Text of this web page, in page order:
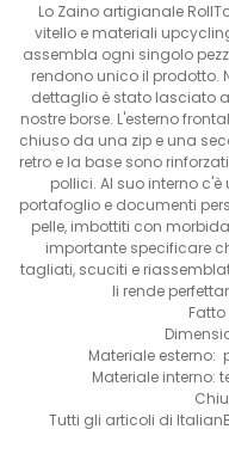
Lo Zaino artigianale
vitello e materiali
assembla ogni singolo
rendono unico il prodotto.
dettaglio è stato lasciato
nostre borse. L'esterno
chiuso da una zip e una
retro e la base sono
pollici. Al suo interno c'è
portafoglio e documenti
pelle, imbottiti con
importante specificare
tagliati, scuciti e
li rende
Materiale esterno:
Materiale interno:
Tutti gli articoli di